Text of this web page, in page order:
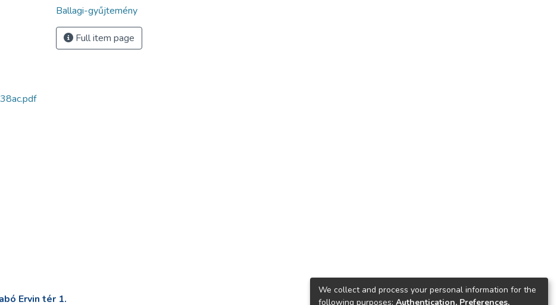
Ballagi-gyűjtemény
Full item page
Ervin tér 1.
We collect and process your personal information for the
following purposes: Authentication, Preferences,